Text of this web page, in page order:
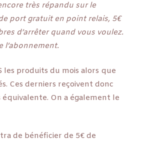
très répandu sur le
port gratuit en point relais, 5€
d’arrêter quand vous voulez.
l’abonnement.
les produits du mois alors que
Ces derniers reçoivent donc
On a également le
de bénéficier de 5€ de